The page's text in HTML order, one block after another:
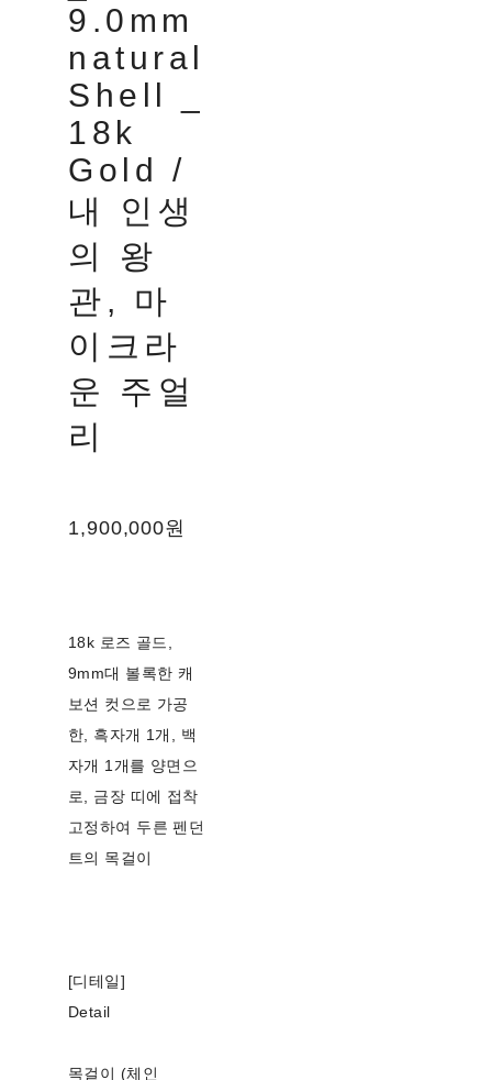
9.0mm
natural
Shell _
18k
Gold /
내 인생
의 왕
관, 마
이크라
운 주얼
리
1,900,000원
18k 로즈 골드,
9mm대 볼록한 캐
보션 컷으로 가공
한, 흑자개 1개, 백
자개 1개를 양면으
로, 금장 띠에 접착
고정하여 두른 펜던
트의 목걸이
[디테일]
Detail
목걸이 (체인